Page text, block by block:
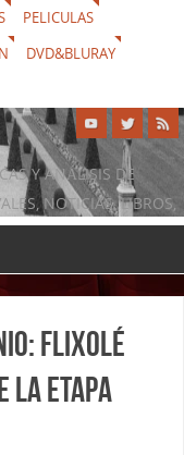
PELICULAS
DVD&BLURAY
Y ANÁLISIS DE
NOTICIAS, LIBROS,
LO QUE RODEA AL
FlixOlé
la etapa